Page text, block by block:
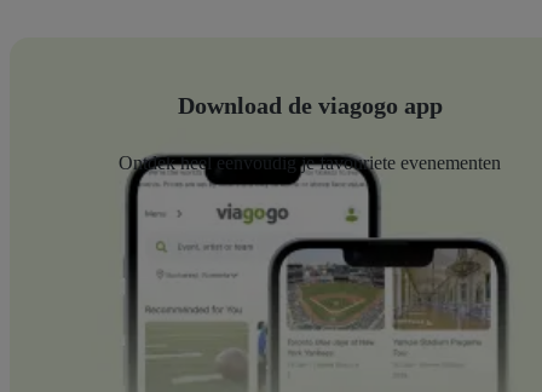
Download de viagogo app
Ontdek heel eenvoudig je favouriete evenementen